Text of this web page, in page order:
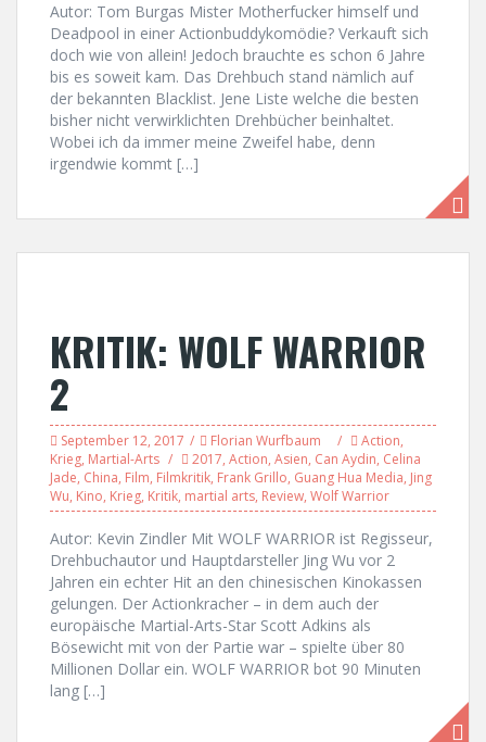
Autor: Tom Burgas Mister Motherfucker himself und
Deadpool in einer Actionbuddykomödie? Verkauft sich
doch wie von allein! Jedoch brauchte es schon 6 Jahre
bis es soweit kam. Das Drehbuch stand nämlich auf
der bekannten Blacklist. Jene Liste welche die besten
bisher nicht verwirklichten Drehbücher beinhaltet.
Wobei ich da immer meine Zweifel habe, denn
irgendwie kommt […]
KRITIK: WOLF WARRIOR
2
September 12, 2017 Florian Wurfbaum Action,
Krieg, Martial-Arts 2017, Action, Asien, Can Aydin, Celina
Jade, China, Film, Filmkritik, Frank Grillo, Guang Hua Media, Jing
Wu, Kino, Krieg, Kritik, martial arts, Review, Wolf Warrior
Autor: Kevin Zindler Mit WOLF WARRIOR ist Regisseur,
Drehbuchautor und Hauptdarsteller Jing Wu vor 2
Jahren ein echter Hit an den chinesischen Kinokassen
gelungen. Der Actionkracher – in dem auch der
europäische Martial-Arts-Star Scott Adkins als
Bösewicht mit von der Partie war – spielte über 80
Millionen Dollar ein. WOLF WARRIOR bot 90 Minuten
lang […]